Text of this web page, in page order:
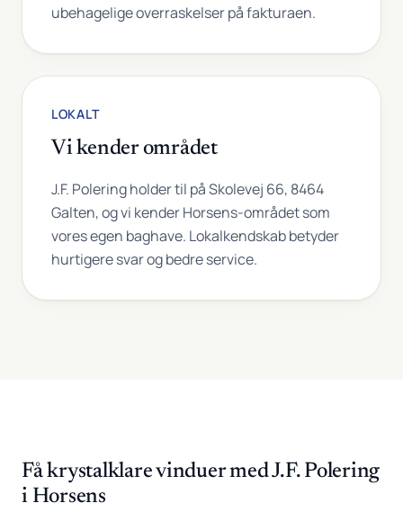
ubehagelige overraskelser på fakturaen.
LOKALT
Vi kender området
J.F. Polering holder til på Skolevej 66, 8464
Galten, og vi kender Horsens-området som
vores egen baghave. Lokalkendskab betyder
hurtigere svar og bedre service.
Få krystalklare vinduer med J.F. Polering
i Horsens